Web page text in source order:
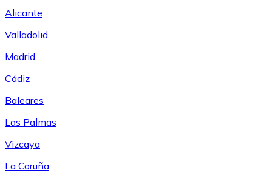
Alicante
Valladolid
Madrid
Cádiz
Baleares
Las Palmas
Vizcaya
La Coruña